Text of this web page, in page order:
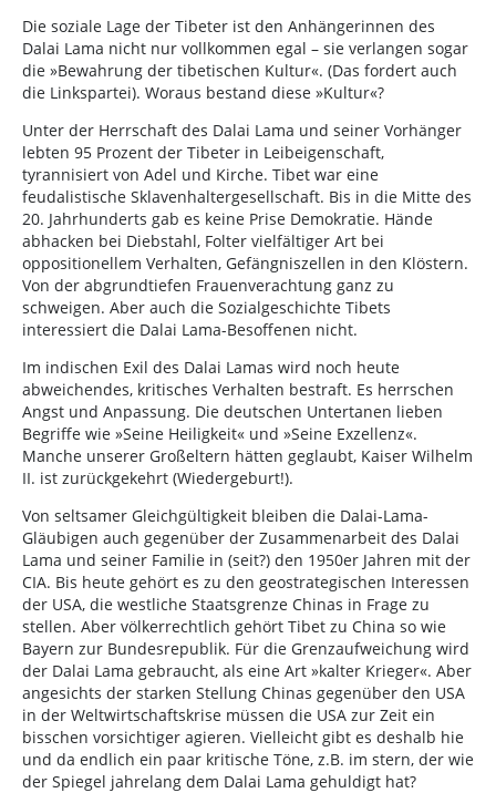
Die soziale Lage der Tibeter ist den Anhängerinnen des
Dalai Lama nicht nur vollkommen egal – sie verlangen sogar
die »Bewahrung der tibetischen Kultur«. (Das fordert auch
die Linkspartei). Woraus bestand diese »Kultur«?
Unter der Herrschaft des Dalai Lama und seiner Vorhänger
lebten 95 Prozent der Tibeter in Leibeigenschaft,
tyrannisiert von Adel und Kirche. Tibet war eine
feudalistische Sklavenhaltergesellschaft. Bis in die Mitte des
20. Jahrhunderts gab es keine Prise Demokratie. Hände
abhacken bei Diebstahl, Folter vielfältiger Art bei
oppositionellem Verhalten, Gefängniszellen in den Klöstern.
Von der abgrundtiefen Frauenverachtung ganz zu
schweigen. Aber auch die Sozialgeschichte Tibets
interessiert die Dalai Lama-Besoffenen nicht.
Im indischen Exil des Dalai Lamas wird noch heute
abweichendes, kritisches Verhalten bestraft. Es herrschen
Angst und Anpassung. Die deutschen Untertanen lieben
Begriffe wie »Seine Heiligkeit« und »Seine Exzellenz«.
Manche unserer Großeltern hätten geglaubt, Kaiser Wilhelm
II. ist zurückgekehrt (Wiedergeburt!).
Von seltsamer Gleichgültigkeit bleiben die Dalai-Lama-
Gläubigen auch gegenüber der Zusammenarbeit des Dalai
Lama und seiner Familie in (seit?) den 1950er Jahren mit der
CIA. Bis heute gehört es zu den geostrategischen Interessen
der USA, die westliche Staatsgrenze Chinas in Frage zu
stellen. Aber völkerrechtlich gehört Tibet zu China so wie
Bayern zur Bundesrepublik. Für die Grenzaufweichung wird
der Dalai Lama gebraucht, als eine Art »kalter Krieger«. Aber
angesichts der starken Stellung Chinas gegenüber den USA
in der Weltwirtschaftskrise müssen die USA zur Zeit ein
bisschen vorsichtiger agieren. Vielleicht gibt es deshalb hie
und da endlich ein paar kritische Töne, z.B. im stern, der wie
der Spiegel jahrelang dem Dalai Lama gehuldigt hat?